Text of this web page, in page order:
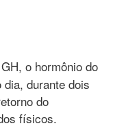
o hormônio do
durante dois
do
físicos.